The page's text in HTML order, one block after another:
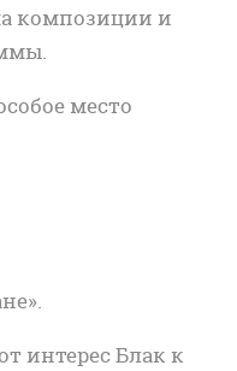
композиции и
место
интерес Блак к